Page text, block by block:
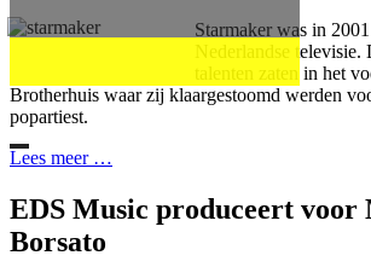
Starmaker was in
Nederlandse televisie.
talenten zaten in het
Brotherhuis waar zij klaargestoomd werden
popartiest.
Lees meer …
EDS Music produceert voor
Borsato